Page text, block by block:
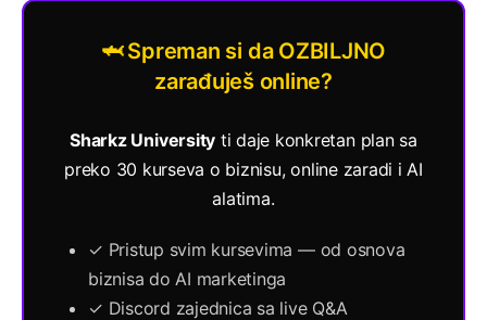
🦈 Spreman si da OZBILJNO
zarađuješ online?
Sharkz University ti daje konkretan plan sa
preko 30 kurseva o biznisu, online zaradi i AI
alatima.
✓ Pristup svim kursevima — od osnova
biznisa do AI marketinga
✓ Discord zajednica sa live Q&A